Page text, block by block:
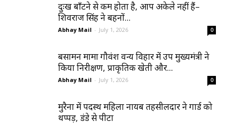
दुःख बाँटने से कम होता है, आप अकेले नहीं हैं–
शिवराज सिंह ने बहनों...
Abhay Mail - July 1, 2026 0
बसामन मामा गौवंश वन्य विहार में उप मुख्यमंत्री ने
किया निरीक्षण, प्राकृतिक खेती और...
Abhay Mail - July 1, 2026 0
मुरैना में पदस्थ महिला नायब तहसीलदार ने गार्ड को
थप्पड़, डंडे से पीटा